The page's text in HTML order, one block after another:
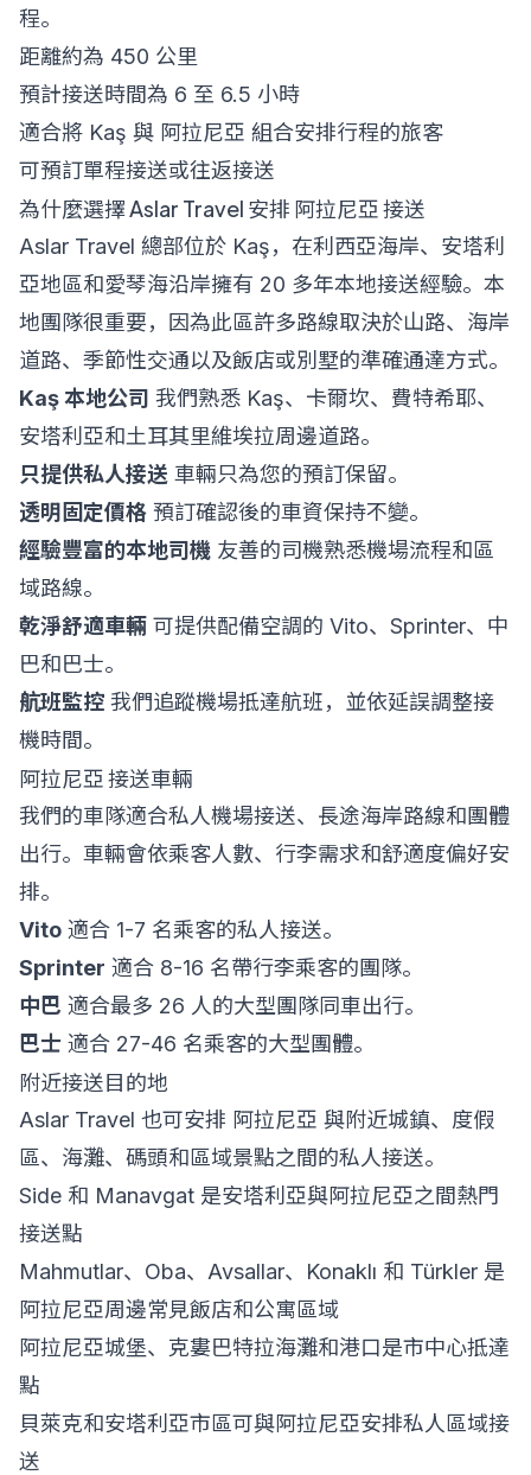
程。
距離約為 450 公里
預計接送時間為 6 至 6.5 小時
適合將 Kaş 與 阿拉尼亞 組合安排行程的旅客
可預訂單程接送或往返接送
為什麼選擇 Aslar Travel 安排 阿拉尼亞 接送
Aslar Travel 總部位於 Kaş，在利西亞海岸、安塔利
亞地區和愛琴海沿岸擁有 20 多年本地接送經驗。本
地團隊很重要，因為此區許多路線取決於山路、海岸
道路、季節性交通以及飯店或別墅的準確通達方式。
Kaş 本地公司 我們熟悉 Kaş、卡爾坎、費特希耶、
安塔利亞和土耳其里維埃拉周邊道路。
只提供私人接送 車輛只為您的預訂保留。
透明固定價格 預訂確認後的車資保持不變。
經驗豐富的本地司機 友善的司機熟悉機場流程和區
域路線。
乾淨舒適車輛 可提供配備空調的 Vito、Sprinter、中
巴和巴士。
航班監控 我們追蹤機場抵達航班，並依延誤調整接
機時間。
阿拉尼亞 接送車輛
我們的車隊適合私人機場接送、長途海岸路線和團體
出行。車輛會依乘客人數、行李需求和舒適度偏好安
排。
Vito 適合 1-7 名乘客的私人接送。
Sprinter 適合 8-16 名帶行李乘客的團隊。
中巴 適合最多 26 人的大型團隊同車出行。
巴士 適合 27-46 名乘客的大型團體。
附近接送目的地
Aslar Travel 也可安排 阿拉尼亞 與附近城鎮、度假
區、海灘、碼頭和區域景點之間的私人接送。
Side 和 Manavgat 是安塔利亞與阿拉尼亞之間熱門
接送點
Mahmutlar、Oba、Avsallar、Konaklı 和 Türkler 是
阿拉尼亞周邊常見飯店和公寓區域
阿拉尼亞城堡、克婁巴特拉海灘和港口是市中心抵達
點
貝萊克和安塔利亞市區可與阿拉尼亞安排私人區域接
送